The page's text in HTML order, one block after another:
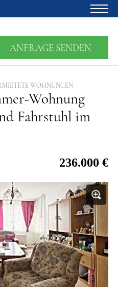
uns
ANFRAGE SENDEN
WOHNUNGEN
Wohnung
Fahrstuhl im
236.000 €